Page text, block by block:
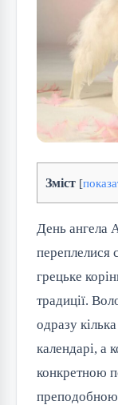
Зміст [
День ангела
переплелися
грецьке
традиції.
одразу
календарі, а
конкретною